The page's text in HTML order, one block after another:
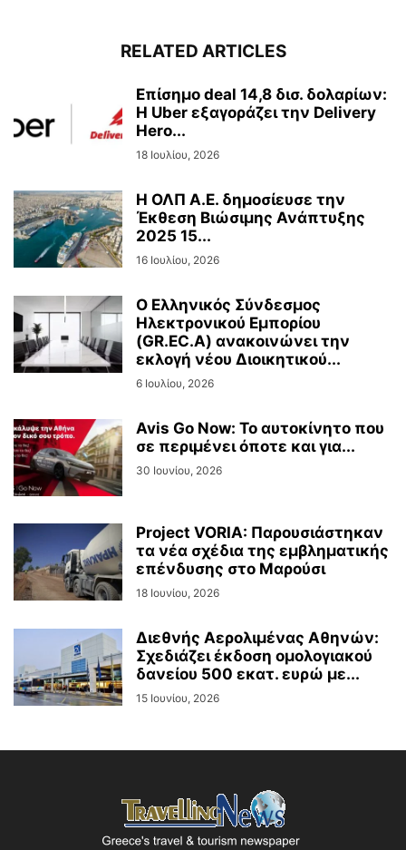
RELATED ARTICLES
Επίσημο deal 14,8 δισ. δολαρίων:
Η Uber εξαγοράζει την Delivery
Hero...
18 Ιουλίου, 2026
Η ΟΛΠ Α.Ε. δημοσίευσε την
Έκθεση Βιώσιμης Ανάπτυξης
2025 15...
16 Ιουλίου, 2026
Ο Ελληνικός Σύνδεσμος
Ηλεκτρονικού Εμπορίου
(GR.EC.A) ανακοινώνει την
εκλογή νέου Διοικητικού...
6 Ιουλίου, 2026
Avis Go Now: Το αυτοκίνητο που
σε περιμένει όποτε και για...
30 Ιουνίου, 2026
Project VORIA: Παρουσιάστηκαν
τα νέα σχέδια της εμβληματικής
επένδυσης στο Μαρούσι
18 Ιουνίου, 2026
Διεθνής Αερολιμένας Αθηνών:
Σχεδιάζει έκδοση ομολογιακού
δανείου 500 εκατ. ευρώ με...
15 Ιουνίου, 2026